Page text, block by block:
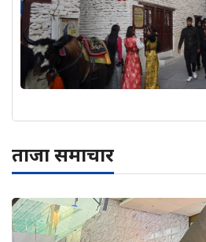
ताजा समाचार